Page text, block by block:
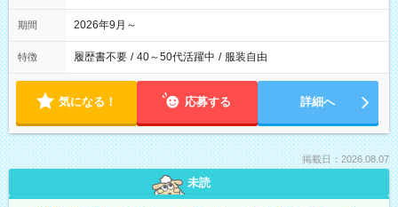
期間 2026年9月～
特徴 履歴書不要 / 40～50代活躍中 / 服装自由
気になる！ 応募する 詳細へ
掲載日：2026.08.07
未読